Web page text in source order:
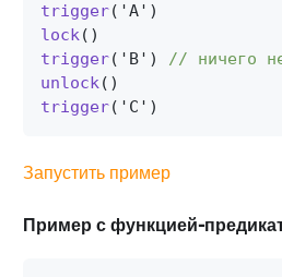
trigger( 'A' )
lock( )
trigger( 'B' )
// ничего
unlock( )
trigger( 'C' )
Запустить пример
Пример с функцией-